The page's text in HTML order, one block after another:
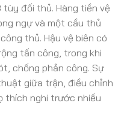
đối thủ. Hàng tiền vệ
ngự và một cầu thủ
thủ. Hậu vệ biên có
tấn công, trong khi
chống phản công. Sự
giữa trận, điều chỉnh
thích nghi trước nhiều